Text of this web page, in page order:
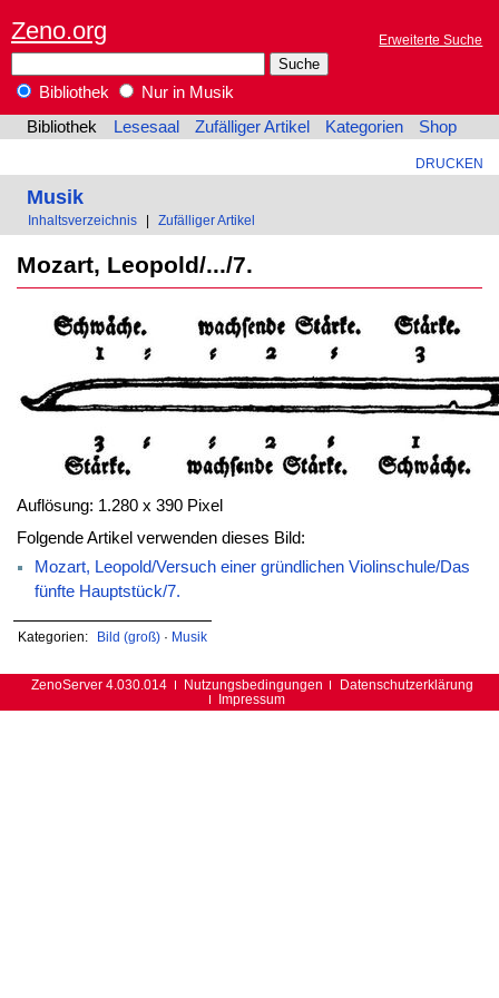
Zeno.org Erweiterte Suche
Bibliothek
Nur in Musik
Bibliothek
Lesesaal Zufälliger Artikel Kategorien Shop
DRUCKEN
Musik
Inhaltsverzeichnis Zufälliger Artikel
Mozart, Leopold/.../7.
Auflösung: 1.280 x 390 Pixel
Folgende Artikel verwenden dieses Bild:
Mozart, Leopold/Versuch einer gründlichen Violinschule/Das
fünfte Hauptstück/7.
Kategorien: Bild (groß)· Musik
ZenoServer 4.030.014 Nutzungsbedingungen
Datenschutzerklärung
Impressum